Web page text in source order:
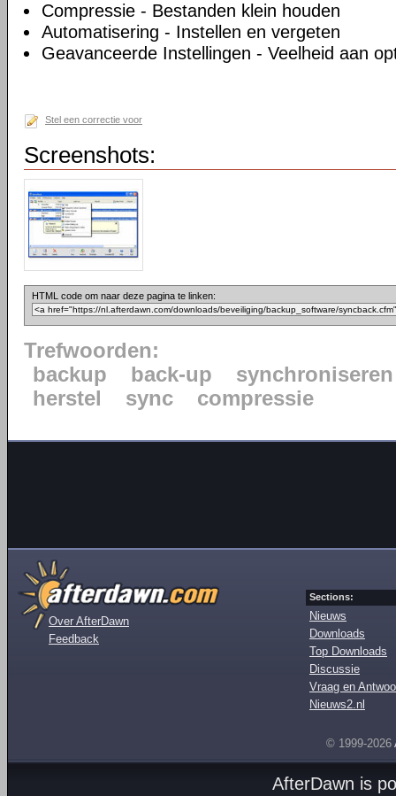
Compressie - Bestanden klein houden
Automatisering - Instellen en vergeten
Geavanceerde Instellingen - Veelheid aan
Stel een correctie voor
Screenshots:
HTML code om naar deze pagina te linken:
Trefwoorden:
backup
back-up
synchroniseren
herstel
sync compressie
Over AfterDawn
Feedback
Sections:
Nieuws
Downloads
Top Downloads
Discussie
Vraag en
Nieuws2.nl
© 1999-2026
AfterDawn is